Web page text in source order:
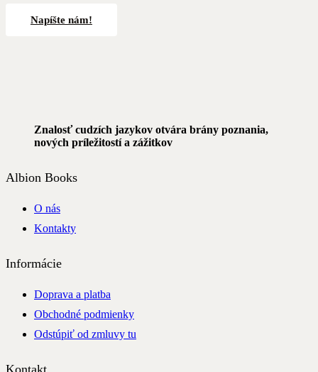
Napíšte nám!
Znalosť cudzích jazykov otvára brány poznania,
nových príležitostí a zážitkov
Albion Books
O nás
Kontakty
Informácie
Doprava a platba
Obchodné podmienky
Odstúpiť od zmluvy tu